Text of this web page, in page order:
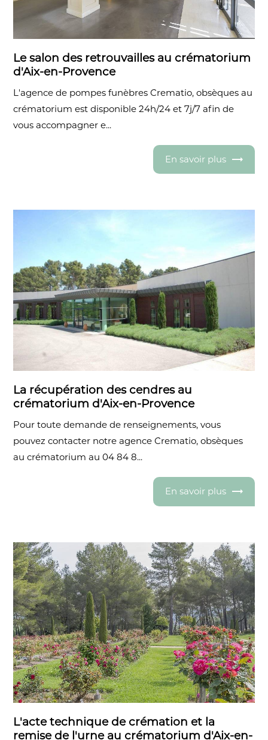
Le salon des retrouvailles au crématorium
d'Aix-en-Provence
L'agence de pompes funèbres Crematio, obsèques au
crématorium est disponible 24h/24 et 7j/7 afin de
vous accompagner e...
En savoir plus
La récupération des cendres au
crématorium d'Aix-en-Provence
Pour toute demande de renseignements, vous
pouvez contacter notre agence Crematio, obsèques
au crématorium au 04 84 8...
En savoir plus
L'acte technique de crémation et la
remise de l'urne au crématorium d'Aix-en-